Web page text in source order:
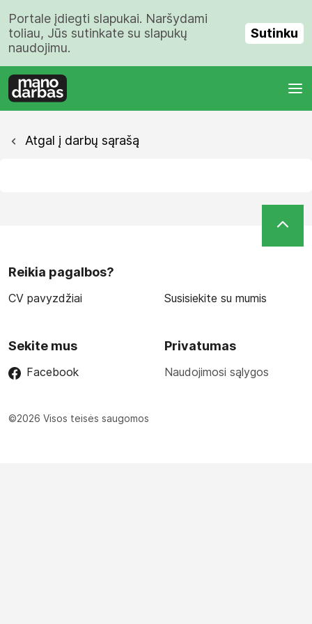
Portale įdiegti slapukai. Naršydami
toliau, Jūs sutinkate su slapukų
naudojimu.
Sutinku
Atgal į darbų sąrašą
Reikia pagalbos?
CV pavyzdžiai Susisiekite su mumis
Sekite mus
Facebook
Privatumas
Naudojimosi sąlygos
©2026 Visos teisės saugomos